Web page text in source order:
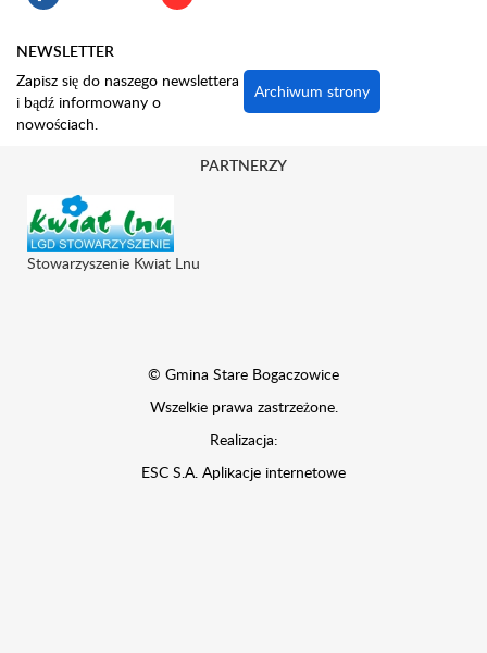
NEWSLETTER
Zapisz się do naszego newslettera
i bądź informowany o
nowościach.
Archiwum strony
© Gmina Stare Bogaczowice
Wszelkie prawa zastrzeżone.
Realizacja:
ESC S.A. Aplikacje internetowe
PARTNERZY
Stowarzyszenie Kwiat Lnu